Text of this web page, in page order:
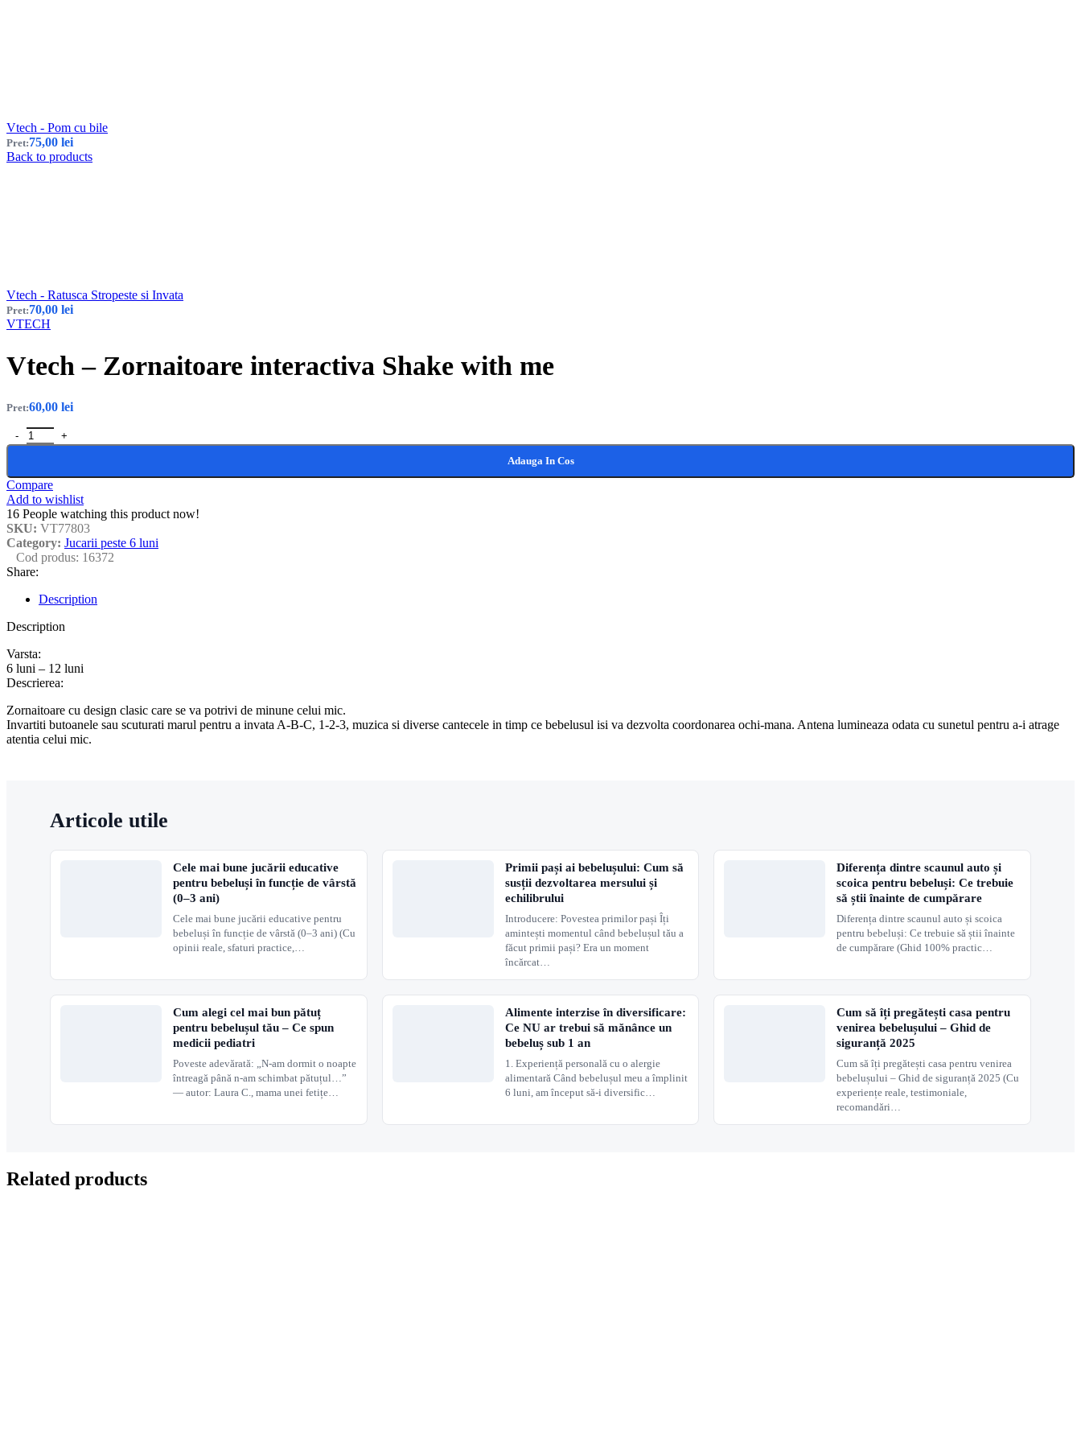
Vtech - Pom cu bile
Pret:75,00 lei
Back to products
Vtech - Ratusca Stropeste si Invata
Pret:70,00 lei
VTECH
Vtech – Zornaitoare interactiva Shake with me
Pret:60,00 lei
Adauga In Cos
Compare
Add to wishlist
16 People watching this product now!
SKU: VT77803
Category: Jucarii peste 6 luni
Cod produs: 16372
Share:
Description
Description
Varsta:
6 luni – 12 luni
Descrierea:
Zornaitoare cu design clasic care se va potrivi de minune celui mic.
Invartiti butoanele sau scuturati marul pentru a invata A-B-C, 1-2-3, muzica si diverse cantecele in timp ce bebelusul isi va dezvolta coordonarea ochi-mana. Antena lumineaza odata cu sunetul pentru a-i atrage
atentia celui mic.
Articole utile
Cele mai bune jucării educative
pentru bebeluși în funcție de vârstă
(0–3 ani)
Cele mai bune jucării educative pentru
bebeluși în funcție de vârstă (0–3 ani) (Cu
opinii reale, sfaturi practice,…
Primii pași ai bebelușului: Cum să
susții dezvoltarea mersului și
echilibrului
Introducere: Povestea primilor pași Îți
amintești momentul când bebelușul tău a
făcut primii pași? Era un moment
încărcat…
Diferența dintre scaunul auto și
scoica pentru bebeluși: Ce trebuie
să știi înainte de cumpărare
Diferența dintre scaunul auto și scoica
pentru bebeluși: Ce trebuie să știi înainte
de cumpărare (Ghid 100% practic…
Cum alegi cel mai bun pătuț
pentru bebelușul tău – Ce spun
medicii pediatri
Poveste adevărată: „N-am dormit o noapte
întreagă până n-am schimbat pătuțul…”
— autor: Laura C., mama unei fetițe…
Alimente interzise în diversificare:
Ce NU ar trebui să mănânce un
bebeluș sub 1 an
1. Experiență personală cu o alergie
alimentară Când bebelușul meu a împlinit
6 luni, am început să-i diversific…
Cum să îți pregătești casa pentru
venirea bebelușului – Ghid de
siguranță 2025
Cum să îți pregătești casa pentru venirea
bebelușului – Ghid de siguranță 2025 (Cu
experiențe reale, testimoniale,
recomandări…
Related products